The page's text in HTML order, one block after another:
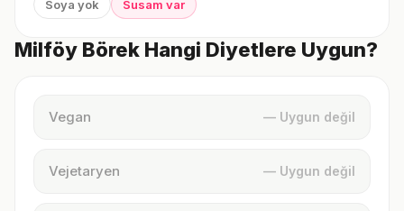
Soya yok
Susam var
Milföy Börek Hangi Diyetlere Uygun?
Vegan — Uygun değil
Vejetaryen — Uygun değil